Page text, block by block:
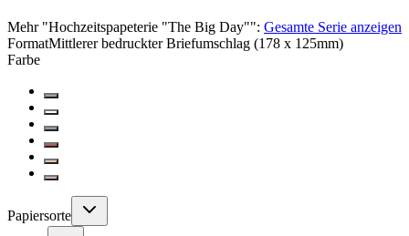
Mehr"Hochzeitspapeterie "The Big Day"": Gesamte Serie anzeigen
FormatMittlerer bedruckter Briefumschlag (178 x 125mm)
Farbe
Papiersorte